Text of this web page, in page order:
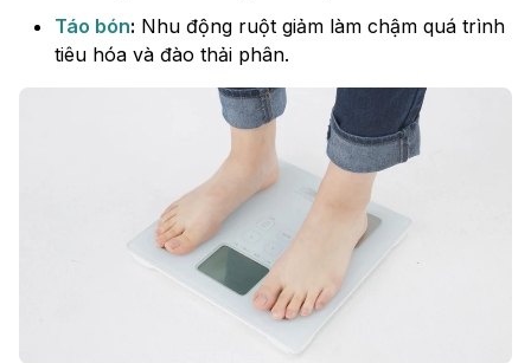
Táo bón: Nhu động ruột giảm làm chậm quá trình
tiêu hóa và đào thải phân.